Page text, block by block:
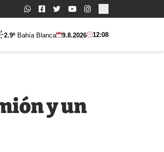
Buscar:
2.9º Bahía Blanca 9.8.2026 12:08
y un